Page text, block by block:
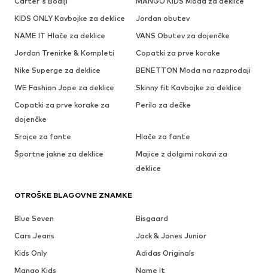
KIDS ONLY Kavbojke za deklice
Jordan obutev
NAME IT Hlače za deklice
VANS Obutev za dojenčke
Jordan Trenirke & Kompleti
Copatki za prve korake
Nike Superge za deklice
BENETTON Moda na razprodaji
WE Fashion Jope za deklice
Skinny fit Kavbojke za deklice
Copatki za prve korake za
dojenčke
Perilo za dečke
Srajce za fante
Hlače za fante
Športne jakne za deklice
Majice z dolgimi rokavi za
deklice
OTROŠKE BLAGOVNE ZNAMKE
Blue Seven
Bisgaard
Cars Jeans
Jack & Jones Junior
Kids Only
Adidas Originals
Mango Kids
Name It